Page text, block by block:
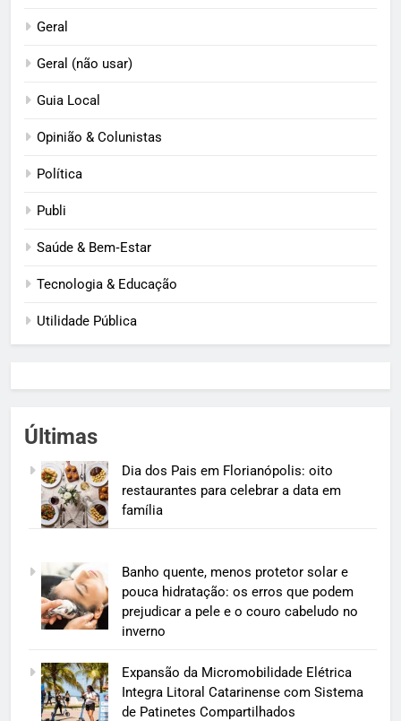
Geral
Geral (não usar)
Guia Local
Opinião & Colunistas
Política
Publi
Saúde & Bem‑Estar
Tecnologia & Educação
Utilidade Pública
Últimas
Dia dos Pais em Florianópolis: oito
restaurantes para celebrar a data em
família
Banho quente, menos protetor solar e
pouca hidratação: os erros que podem
prejudicar a pele e o couro cabeludo no
inverno
Expansão da Micromobilidade Elétrica
Integra Litoral Catarinense com Sistema
de Patinetes Compartilhados